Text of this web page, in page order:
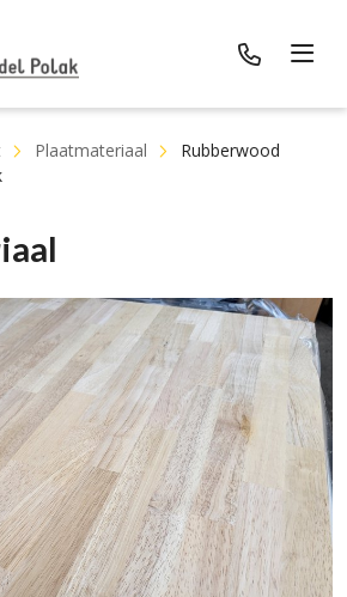
Plaatmateriaal
Rubberwood